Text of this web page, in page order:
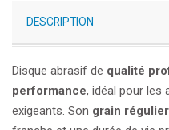
DESCRIPTION
Disque abrasif de qualité
performance, idéal pour les
exigeants. Son grain